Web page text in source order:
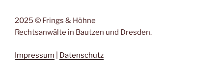
2025 © Frings & Höhne
Rechtsanwälte in Bautzen und Dresden.
Impressum Datenschutz